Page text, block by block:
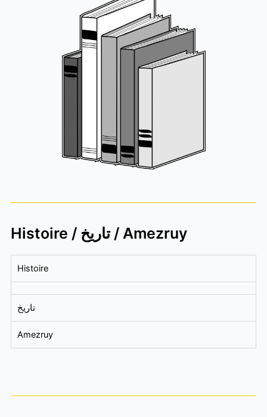
Histoire / تاريخ / Amezruy
Histoire
تاريخ
Amezruy